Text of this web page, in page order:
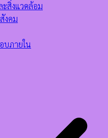
สิ่งแวดล้อม
งคม
บภายใน